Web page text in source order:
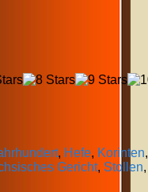
, Hefe, Korinten,
Gericht, Stollen,